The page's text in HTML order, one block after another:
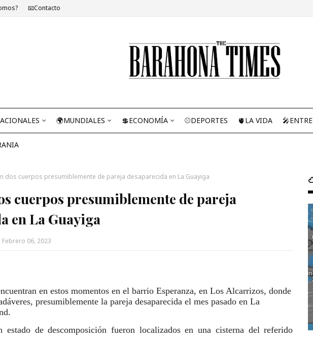
📧Contacto
🌍MUNDIALES 💲ECONOMÍA ⚾DEPORTES 🫀LA VIDA
dos cuerpos presumiblemente de pareja desaparecida en La Guayiga
cuerpos presumiblemente de pareja
en La Guayiga
Febrero 06, 2023
en estos momentos en el barrio Esperanza, en Los Alcarrizos, donde
presumiblemente la pareja desaparecida el mes pasado en La
estado de descomposición fueron localizados en una cisterna del referido